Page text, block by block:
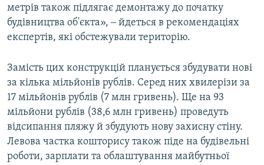
метрів також підлягає демонтажу до початку
будівництва об'єкта», ‒ йдеться в рекомендаціях
експертів, які обстежували територію.
Замість цих конструкцій планується збудувати нові
за кілька мільйонів рублів. Серед них хвилерізи за
17 мільйонів рублів (7 млн гривень). Ще на 93
мільйони рублів (38,6 млн гривень) проведуть
відсипання пляжу й збудують нову захисну стіну.
Левова частка кошторису також піде на будівельні
роботи, зарплати та облаштування майбутньої